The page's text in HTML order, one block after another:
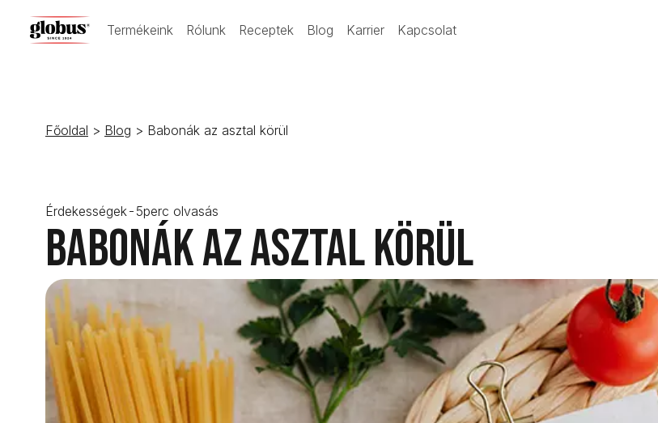
Termékeink Rólunk Receptek Blog Karrier Kapcsolat
Főoldal > Blog > Babonák az asztal körül
Érdekességek- 5perc olvasás
Babonák az asztal körül